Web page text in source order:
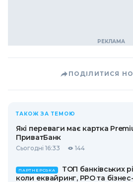
ПОДІЛИТИСЯ
ТАКОЖ ЗА ТЕМОЮ
Які переваги має картка
ПриватБанк
Сьогодні 16:33 144
ПАРТНЕРСЬКА
ТОП банківських
коли еквайринг, РРО та